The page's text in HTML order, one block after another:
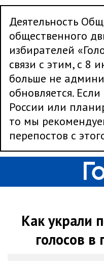
Деятельность
общественного
избирателей
связи с этим, с 8
больше не
обновляется.
России или
то мы
перепостов с
Как украли
голосов в